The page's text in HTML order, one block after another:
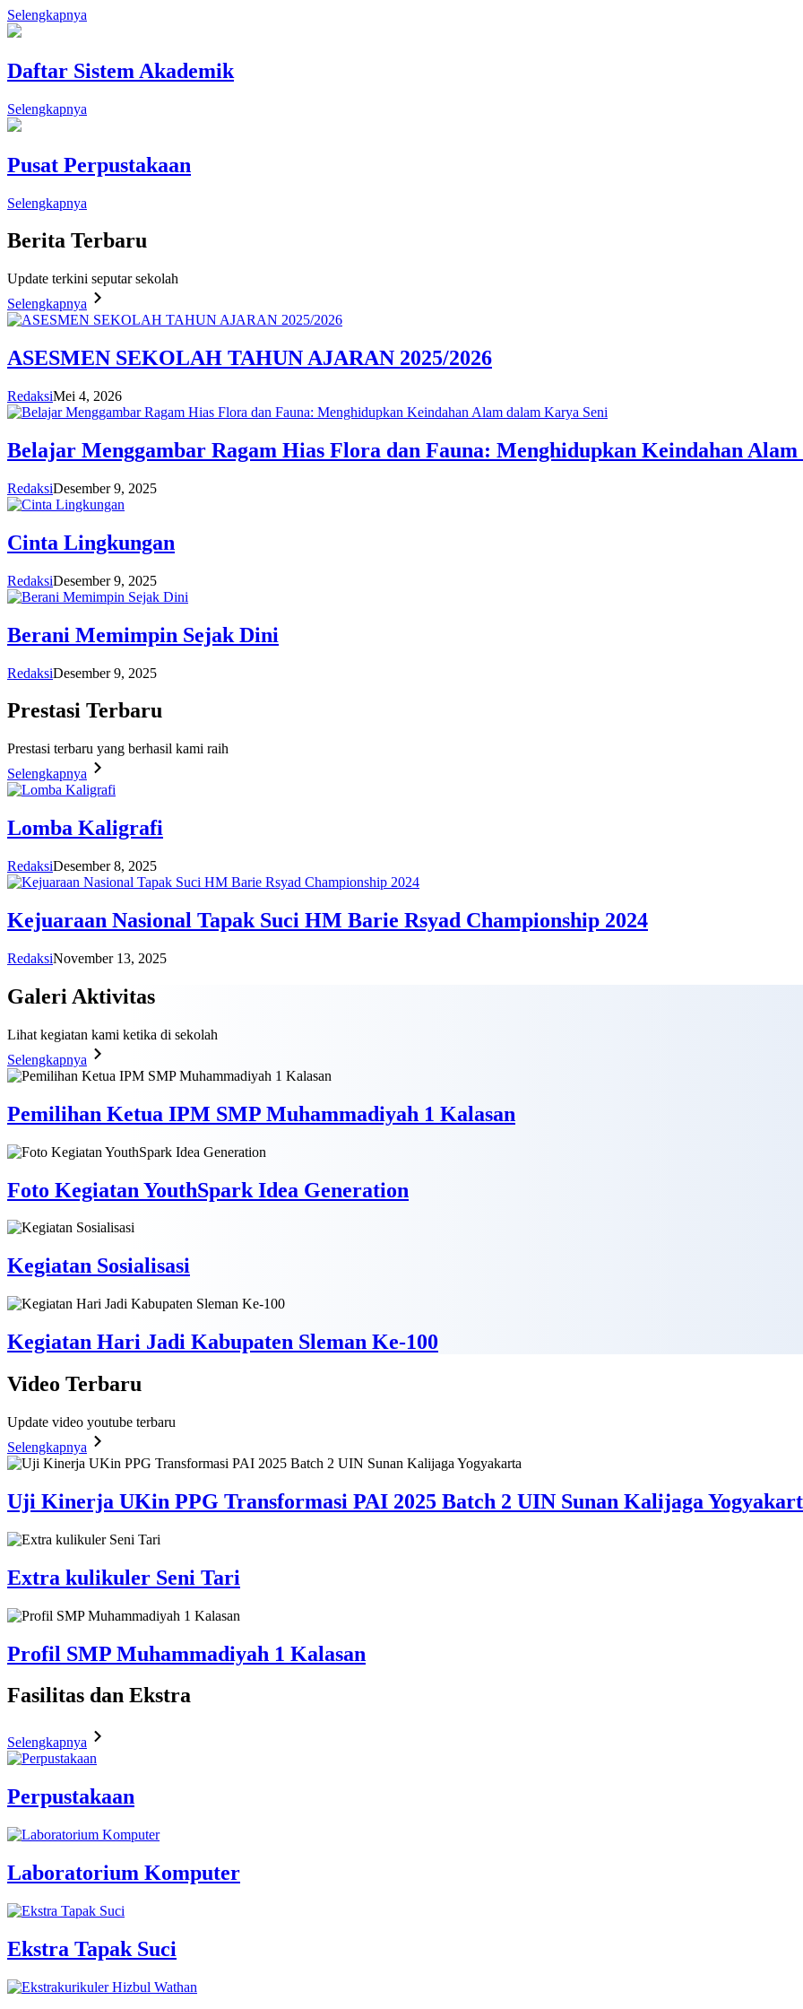
Selengkapnya
Daftar Sistem Akademik
Selengkapnya
Pusat Perpustakaan
Selengkapnya
Berita Terbaru
Update terkini seputar sekolah
Selengkapnya
ASESMEN SEKOLAH TAHUN AJARAN 2025/2026
RedaksiMei 4, 2026
Belajar Menggambar Ragam Hias Flora dan Fauna: Menghidupkan Keindahan
RedaksiDesember 9, 2025
Cinta Lingkungan
RedaksiDesember 9, 2025
Berani Memimpin Sejak Dini
RedaksiDesember 9, 2025
Prestasi Terbaru
Prestasi terbaru yang berhasil kami raih
Selengkapnya
Lomba Kaligrafi
RedaksiDesember 8, 2025
Kejuaraan Nasional Tapak Suci HM Barie Rsyad Championship 2024
RedaksiNovember 13, 2025
Galeri Aktivitas
Lihat kegiatan kami ketika di sekolah
Selengkapnya
Pemilihan Ketua IPM SMP Muhammadiyah 1 Kalasan
Foto Kegiatan YouthSpark Idea Generation
Kegiatan Sosialisasi
Kegiatan Hari Jadi Kabupaten Sleman Ke-100
Video Terbaru
Update video youtube terbaru
Selengkapnya
Uji Kinerja UKin PPG Transformasi PAI 2025 Batch 2 UIN Sunan Kalijaga
Extra kulikuler Seni Tari
Profil SMP Muhammadiyah 1 Kalasan
Fasilitas dan Ekstra
Selengkapnya
Perpustakaan
Laboratorium Komputer
Ekstra Tapak Suci